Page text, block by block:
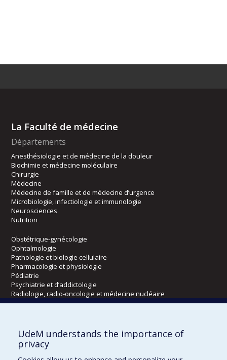
La Faculté de médecine
Départements
Anesthésiologie et de médecine de la douleur
Biochimie et médecine moléculaire
Chirurgie
Médecine
Médecine de famille et de médecine d’urgence
Microbiologie, infectiologie et immunologie
Neurosciences
Nutrition
Obstétrique-gynécologie
Ophtalmologie
Pathologie et biologie cellulaire
Pharmacologie et physiologie
Pédiatrie
Psychiatrie et d’addictologie
Radiologie, radio-oncologie et médecine nucléaire
Écoles
Kinésiologie et des sciences de l’activité physique
Orthophonie et audiologie
UdeM understands the importance of
privacy